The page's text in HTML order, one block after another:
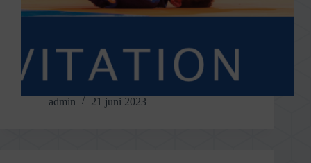
admin 21 juni 2023